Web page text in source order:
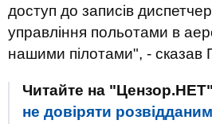
доступ до записів
управління польотами в
нашими пілотами", - сказав
Читайте на
не довіряти